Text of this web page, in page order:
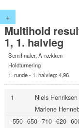
+
Multihold
1, 1. halvleg
Semifinaler, A-rækken
Holdturnering
1. runde - 1. halvleg: 4,96
1 Niels
Marlene
-550 -650 -710 -620